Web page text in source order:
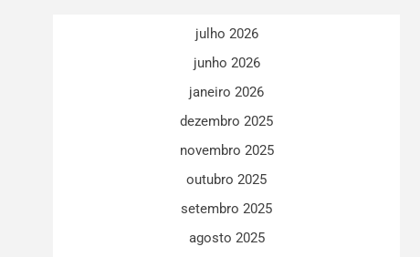
julho 2026
junho 2026
janeiro 2026
dezembro 2025
novembro 2025
outubro 2025
setembro 2025
agosto 2025